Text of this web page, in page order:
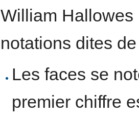
William Hallowes
notations dites
Les faces se
premier chiffre